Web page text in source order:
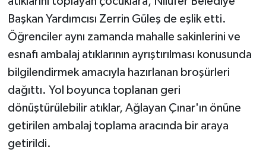
Başkan Yardımcısı Zerrin Güleş de eşlik etti.
Öğrenciler aynı zamanda mahalle sakinlerini ve
esnafı ambalaj atıklarının ayrıştırılması konusunda
bilgilendirmek amacıyla hazırlanan broşürleri
dağıttı. Yol boyunca toplanan geri
dönüştürülebilir atıklar, Ağlayan Çınar'ın önüne
getirilen ambalaj toplama aracında bir araya
getirildi.